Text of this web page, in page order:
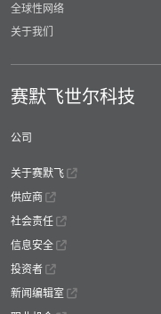
全球性网络
关于我们
赛默飞世尔科技
公司
关于赛默飞
供应商
社会责任
信息安全
投资者
新闻编辑室